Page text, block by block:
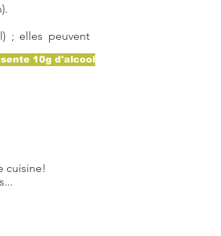
; elles peuvent
cuisine!
10g d'alcool